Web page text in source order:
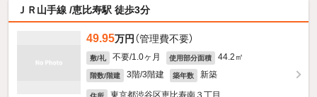
ＪＲ山手線 /恵比寿駅 徒歩3分
49.95万円 （管理費不要）
敷/礼 不要/1.0ヶ月 使用部分面積 44.2㎡
階数/階建 3階/3階建 築年数 新築